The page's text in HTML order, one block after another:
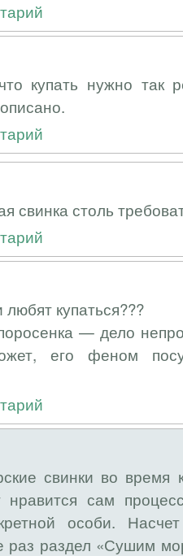
купать нужно так
свинка столь
купаться???
— дело
его феном
свинки во время
нравится сам
особи.
раз раздел «Сушим